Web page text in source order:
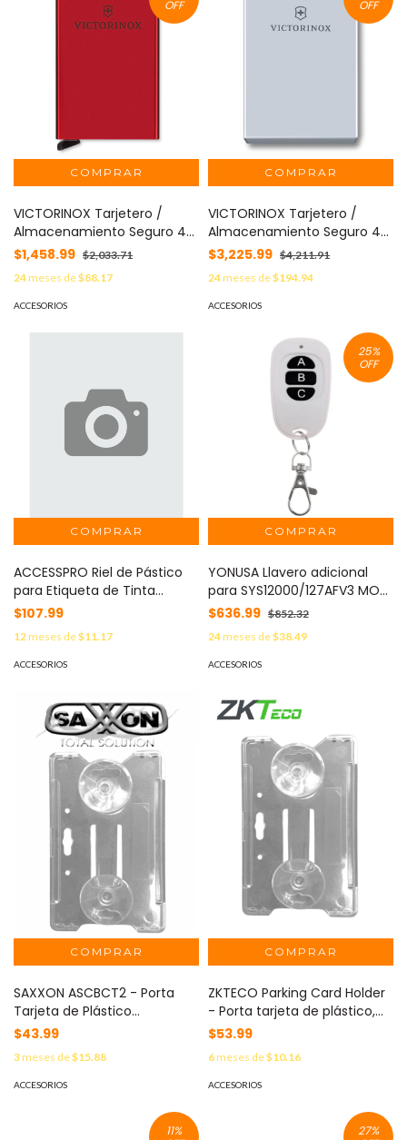
OFF
VICTORINOX Tarjetero /
Almacenamiento Seguro 4-
6 Tarjetas / Aluminio
Duradero / Protección RFID /
Sistema Deslizamiento
Patentado / Rojo. MOD: 612-
$1,458.99 $2,033.71
24meses de$88.17
ACCESORIOS
OFF
VICTORINOX Tarjetero /
Almacenamiento Seguro 4-
6 Tarjetas / Aluminio
Duradero / Protección RFID /
Sistema Deslizamiento
Patentado / Gris Claro. MOD:
$3,225.99 $4,211.91
24meses de$194.94
ACCESORIOS
ACCESSPRO Riel de Pástico
para Etiqueta de Tinta
Electrónica / AccessPRO /
Compatible con 1.54" - 2.13" -
2.36" - 2.9" / 1 Metro MOD:
RAILZKC1
$107.99
12meses de$11.17
ACCESORIOS
25%
OFF
YONUSA Llavero adicional
para SYS12000/127AFV3 MOD:
KEYFOBAFV3
$636.99 $852.32
24meses de$38.49
ACCESORIOS
SAXXON ASCBCT2 - Porta
Tarjeta de Plástico
Transparente / Compatible
con Tarjetas o TAG SAXXON
de PVC
$43.99
3meses de$15.88
ACCESORIOS
ZKTECO Parking Card Holder
- Porta tarjeta de plástico,
compatible con tarjetas de 1
mm, unitario
$53.99
6meses de$10.16
ACCESORIOS
11%
27%